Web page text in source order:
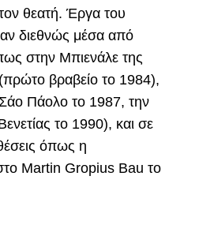
τον θεατή. Έργα του
διεθνώς μέσα από
στην Μπιενάλε της
βραβείο το 1984),
Πάολο το 1987, την
το 1990), και σε
όπως η
Μartin Gropius Bau το